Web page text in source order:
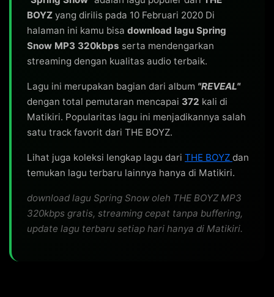
BOYZ yang dirilis pada 10 Februari 2020 Di
halaman ini kamu bisa download lagu Spring
Snow MP3 320kbps serta mendengarkan
streaming dengan kualitas audio terbaik.
Lagu ini merupakan bagian dari album "REVEAL"
dengan total pemutaran mencapai 372 kali di
Matikiri. Popularitas lagu ini menjadikannya salah
satu track favorit dari THE BOYZ.
Lihat juga koleksi lengkap lagu dari THE BOYZ dan
temukan lagu terbaru lainnya hanya di Matikiri.
download lagu Spring Snow oleh THE BOYZ MP3
320kbps gratis, streaming cepat tanpa buffering,
update lagu terbaru setiap hari hanya di Matikiri.